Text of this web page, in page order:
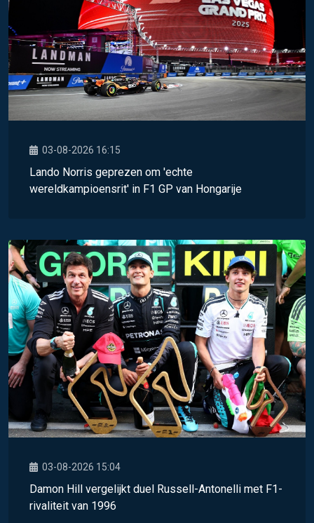
03-08-2026 16:15
Lando Norris geprezen om 'echte
wereldkampioensrit' in F1 GP van Hongarije
03-08-2026 15:04
Damon Hill vergelijkt duel Russell-Antonelli met F1-
rivaliteit van 1996